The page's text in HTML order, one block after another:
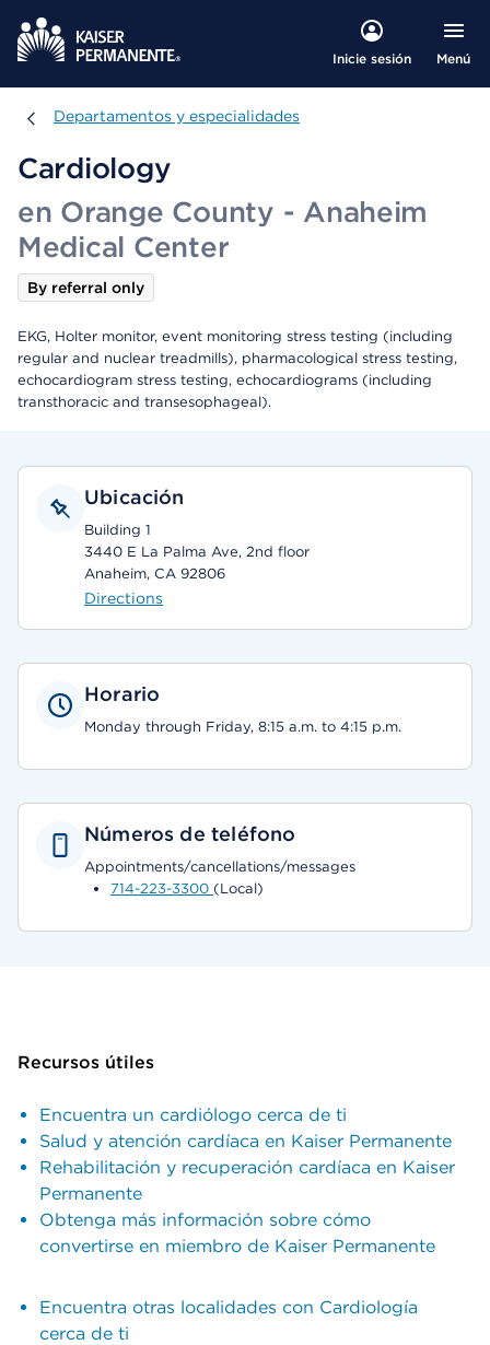
Inicie sesión Menú
Departamentos y especialidades
Departamentos y especialidades
Cardiology
en Orange County - Anaheim
Medical Center
By referral only
EKG, Holter monitor, event monitoring stress testing (including
regular and nuclear treadmills), pharmacological stress testing,
echocardiogram stress testing, echocardiograms (including
transthoracic and transesophageal).
Ubicación
Building 1
3440 E La Palma Ave, 2nd floor
Anaheim, CA 92806
Directions
Horario
Monday through Friday, 8:15 a.m. to 4:15 p.m.
Números de teléfono
Appointments/cancellations/messages
714-223-3300 (Local)
Recursos útiles
Encuentra un cardiólogo cerca de ti
Salud y atención cardíaca en Kaiser Permanente
Rehabilitación y recuperación cardíaca en Kaiser
Permanente
Obtenga más información sobre cómo
convertirse en miembro de Kaiser Permanente
Encuentra otras localidades con Cardiología
cerca de ti